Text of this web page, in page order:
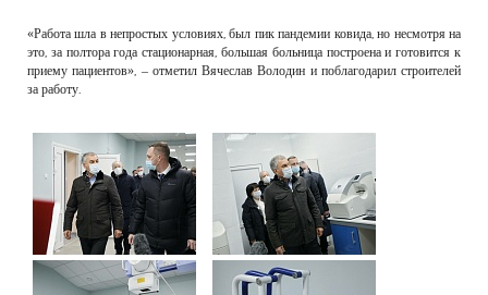
«Работа шла в непростых условиях, был пик пандемии ковида, но несмотря на
это, за полтора года стационарная, большая больница построена и готовится к
приему пациентов», – отметил Вячеслав Володин и поблагодарил строителей
за работу.